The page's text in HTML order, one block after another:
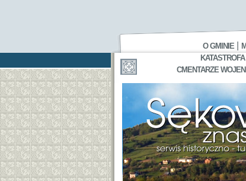
O GMINIE
CMENTARZE